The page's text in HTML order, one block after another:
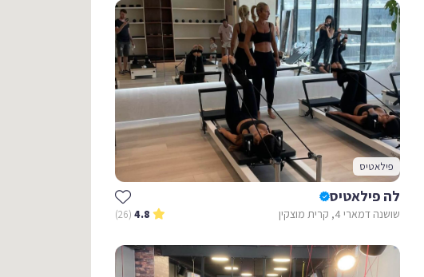
פילאטיס
לה פילאטיס
שושנה דמארי 4, קרית מוצקין 4.8
(26)